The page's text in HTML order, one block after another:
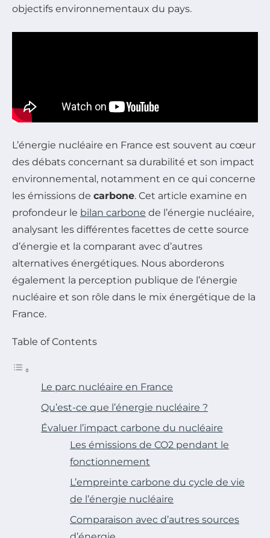
objectifs environnementaux du pays.
L’énergie nucléaire en France est souvent au cœur
des débats concernant sa durabilité et son impact
environnemental, notamment en ce qui concerne
les émissions de carbone. Cet article examine en
profondeur le bilan carbone de l’énergie nucléaire,
analysant les différentes facettes de cette source
d’énergie et la comparant avec d’autres
alternatives énergétiques. Nous aborderons
également la perception publique de l’énergie
nucléaire et son rôle dans le mix énergétique de la
France.
Table of Contents
Le parc nucléaire en France
Qu’est-ce que l’énergie nucléaire ?
Évaluer l’impact carbone du nucléaire
Les émissions de CO2 pendant le
fonctionnement
L’empreinte carbone du cycle de vie
de l’énergie nucléaire
Comparaison avec d’autres sources